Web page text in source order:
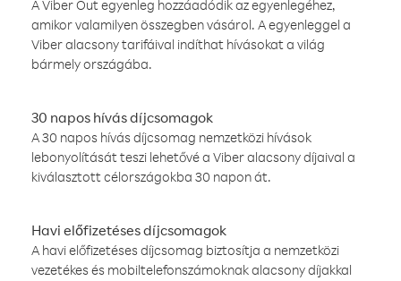
A Viber Out egyenleg hozzáadódik az egyenlegéhez,
amikor valamilyen összegben vásárol. A egyenleggel a
Viber alacsony tarifáival indíthat hívásokat a világ
bármely országába.
30 napos hívás díjcsomagok
A 30 napos hívás díjcsomag nemzetközi hívások
lebonyolítását teszi lehetővé a Viber alacsony díjaival a
kiválasztott célországokba 30 napon át.
Havi előfizetéses díjcsomagok
A havi előfizetéses díjcsomag biztosítja a nemzetközi
vezetékes és mobiltelefonszámoknak alacsony díjakkal